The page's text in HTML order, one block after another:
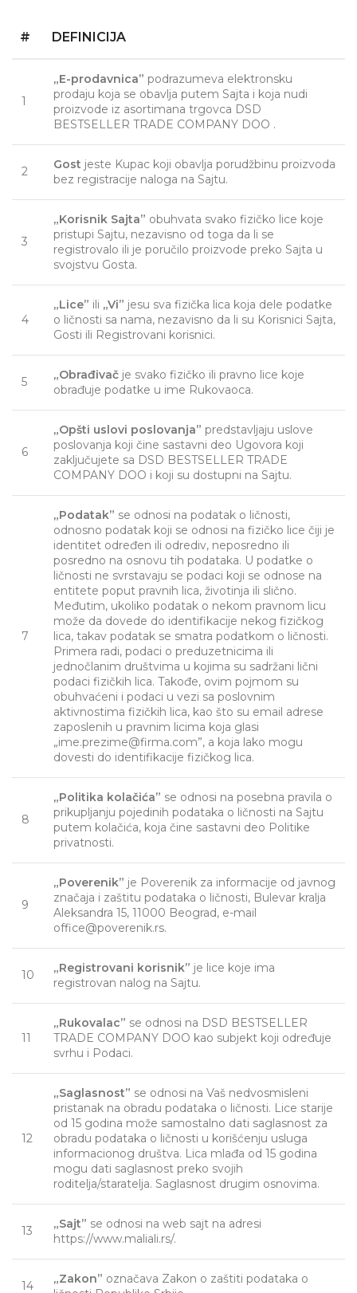
# DEFINICIJA
1
„E-prodavnica” podrazumeva elektronsku
prodaju koja se obavlja putem Sajta i koja nudi
proizvode iz asortimana trgovca DSD
BESTSELLER TRADE COMPANY DOO .
2 Gost jeste Kupac koji obavlja porudžbinu proizvoda
bez registracije naloga na Sajtu.
3
„Korisnik Sajta” obuhvata svako fizičko lice koje
pristupi Sajtu, nezavisno od toga da li se
registrovalo ili je poručilo proizvode preko Sajta u
svojstvu Gosta.
4
„Lice” ili „Vi” jesu sva fizička lica koja dele podatke
o ličnosti sa nama, nezavisno da li su Korisnici Sajta,
Gosti ili Registrovani korisnici.
5 „Obrađivač je svako fizičko ili pravno lice koje
obrađuje podatke u ime Rukovaoca.
6
„Opšti uslovi poslovanja” predstavljaju uslove
poslovanja koji čine sastavni deo Ugovora koji
zaključujete sa DSD BESTSELLER TRADE
COMPANY DOO i koji su dostupni na Sajtu.
7
„Podatak” se odnosi na podatak o ličnosti,
odnosno podatak koji se odnosi na fizičko lice čiji je
identitet određen ili odrediv, neposredno ili
posredno na osnovu tih podataka. U podatke o
ličnosti ne svrstavaju se podaci koji se odnose na
entitete poput pravnih lica, životinja ili slično.
Međutim, ukoliko podatak o nekom pravnom licu
može da dovede do identifikacije nekog fizičkog
lica, takav podatak se smatra podatkom o ličnosti.
Primera radi, podaci o preduzetnicima ili
jednočlanim društvima u kojima su sadržani lični
podaci fizičkih lica. Takođe, ovim pojmom su
obuhvaćeni i podaci u vezi sa poslovnim
aktivnostima fizičkih lica, kao što su email adrese
zaposlenih u pravnim licima koja glasi
„ime.prezime@firma.com”, a koja lako mogu
dovesti do identifikacije fizičkog lica.
8
„Politika kolačića” se odnosi na posebna pravila o
prikupljanju pojedinih podataka o ličnosti na Sajtu
putem kolačića, koja čine sastavni deo Politike
privatnosti.
9
„Poverenik” je Poverenik za informacije od javnog
značaja i zaštitu podataka o ličnosti, Bulevar kralja
Aleksandra 15, 11000 Beograd, e-mail
office@poverenik.rs.
10 „Registrovani korisnik” je lice koje ima
registrovan nalog na Sajtu.
11
„Rukovalac” se odnosi na DSD BESTSELLER
TRADE COMPANY DOO kao subjekt koji određuje
svrhu i Podaci.
12
„Saglasnost” se odnosi na Vaš nedvosmisleni
pristanak na obradu podataka o ličnosti. Lice starije
od 15 godina može samostalno dati saglasnost za
obradu podataka o ličnosti u korišćenju usluga
informacionog društva. Lica mlađa od 15 godina
mogu dati saglasnost preko svojih
roditelja/staratelja. Saglasnost drugim osnovima.
13 „Sajt” se odnosi na web sajt na adresi
https://www.maliali.rs/.
14 „Zakon” označava Zakon o zaštiti podataka o